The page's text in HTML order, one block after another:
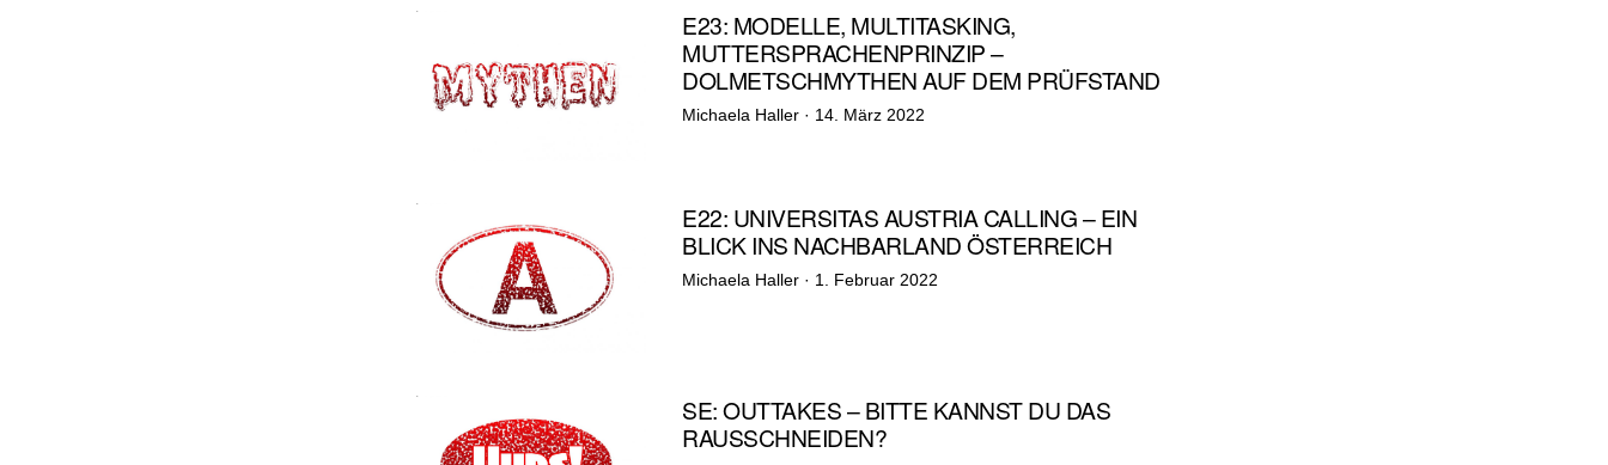
E23: MODELLE, MULTITASKING,
MUTTERSPRACHENPRINZIP –
DOLMETSCHMYTHEN AUF DEM PRÜFSTAND
Michaela Haller · Veröffentlicht
14. März 2022
E22: UNIVERSITAS AUSTRIA CALLING – EIN
BLICK INS NACHBARLAND ÖSTERREICH
Michaela Haller · Veröffentlicht
1. Februar 2022
SE: OUTTAKES – BITTE KANNST DU DAS
RAUSSCHNEIDEN?